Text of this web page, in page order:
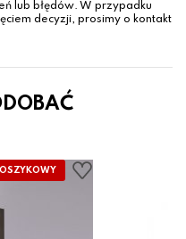
lub błędów. W przypadku
decyzji, prosimy o kontakt